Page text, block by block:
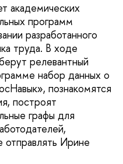
академических
программ
разработанного
труда. В ходе
релевантный
набор данных о
познакомятся
построят
графы для
отправлять Ирине